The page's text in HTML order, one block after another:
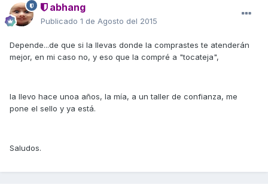
abhang
Publicado 1 de Agosto del 2015
Depende...de que si la llevas donde la comprastes te atenderán
mejor, en mi caso no, y eso que la compré a "tocateja",
la llevo hace unoa años, la mía, a un taller de confianza, me
pone el sello y ya está.
Saludos.